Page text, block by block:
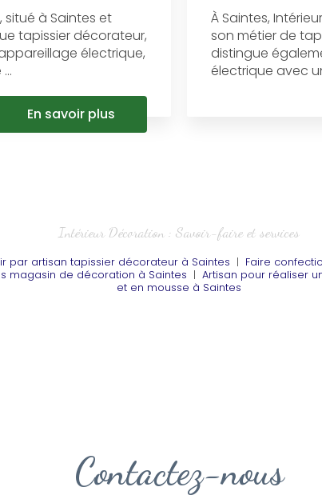
situé à Saintes et
tapissier décorateur,
électrique,
En savoir plus
À Saintes,
son métier de
distingue
électrique avec
Intérieur Décoration : Savoir-faire et services
par artisan tapissier décorateur à Saintes | Faire
magasin de décoration à Saintes | Artisan pour réaliser
et en mousse à Saintes
Contactez-nous